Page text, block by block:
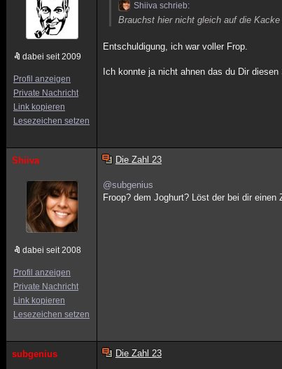
dabei seit 2009
Profil anzeigen
Private Nachricht
Link kopieren
Lesezeichen setzen
Shiiva schrieb:
Brauchst hier nicht gleich auf die
Entschuldigung, ich war voller Frop.
Ich konnte ja nicht ahnen das du Dir
Shiiva
dabei seit 2008
Profil anzeigen
Private Nachricht
Link kopieren
Lesezeichen setzen
Die Zahl 23
@subgenius
Froop? dem Joghurt? Löst der bei dir einen
subgenius Die Zahl 23